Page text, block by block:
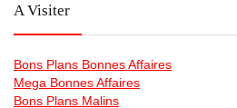
A Visiter
Bons Plans Bonnes Affaires
Mega Bonnes Affaires
Bons Plans Malins